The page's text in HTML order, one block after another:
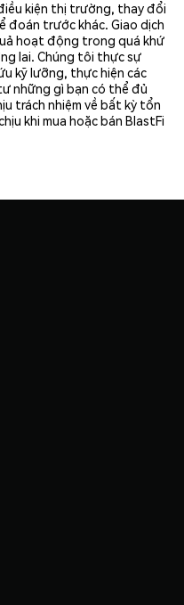
kiện thị trường, thay đổi
đoán trước khác. Giao dịch
hoạt động trong quá khứ
lai. Chúng tôi thực sự
kỹ lưỡng, thực hiện các
những gì bạn có thể đủ
trách nhiệm về bất kỳ tổn
khi mua hoặc bán BlastFi